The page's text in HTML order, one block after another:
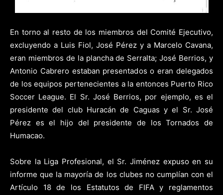
En torno al resto de los miembros del Comité Ejecutivo,
excluyendo a Luis Fiol, José Pérez y a Marcelo Cavana,
eran miembros de la plancha de Serralta; José Berrios, y
Antonio Cabrero estaban presentados o eran delegados
de los equipos pertenecientes a la entonces Puerto Rico
Soccer League. El Sr. José Berrios, por ejemplo, es el
presidente del club Huracán de Caguas y el Sr. José
Pérez es el hijo del presidente de los Tornados de
Humacao.
Sobre la Liga Profesional, el Sr. Jiménez expuso en su
informe que la mayoría de los clubes no cumplían con el
Artículo 18 de los Estatutos de FIFA y reglamentos